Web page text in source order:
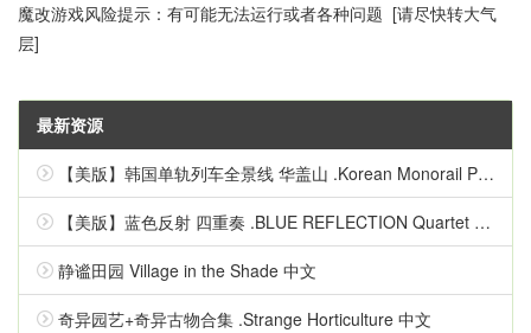
魔改游戏风险提示：有可能无法运行或者各种问题 [请尽快转大气
层]
最新资源
【美版】韩国单轨列车全景线 华盖山 .Korean Monorail Panorama Line Hwagaesan 中文
【美版】蓝色反射 四重奏 .BLUE REFLECTION Quartet 英语
静谧田园 Village in the Shade 中文
奇异园艺+奇异古物合集 .Strange Horticulture 中文